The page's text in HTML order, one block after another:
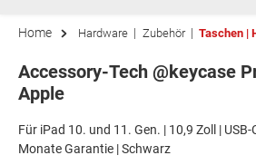
Home Hardware | Zubehör | Taschen |
Accessory-Tech @keycase
Apple
Für iPad 10. und 11. Gen. | 10,9 Zoll |
Monate Garantie | Schwarz